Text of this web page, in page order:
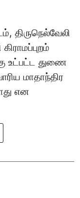
திருநெல்வேலி
உட்பட்ட துணை
மாதாந்திர
என